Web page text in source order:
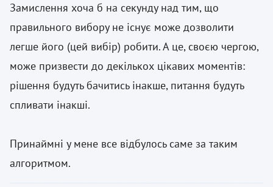
Замислення хоча б на секунду над тим, що
правильного вибору не існує може дозволити
легше його (цей вибір) робити. А це, своєю чергою,
може призвести до декількох цікавих моментів:
рішення будуть бачитись інакше, питання будуть
спливати інакші.
Принаймні у мене все відбулось саме за таким
алгоритмом.